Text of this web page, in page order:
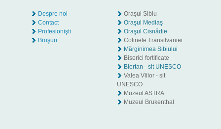
Despre noi
Contact
Profesionişti
Broşuri
Oraşul Sibiu
Oraşul Mediaş
Oraşul Cisnădie
Colinele Transilvaniei
Mărginimea Sibiului
Biserici fortificate
Biertan - sit UNESCO
Valea Viilor - sit
UNESCO
Muzeul ASTRA
Muzeul Brukenthal